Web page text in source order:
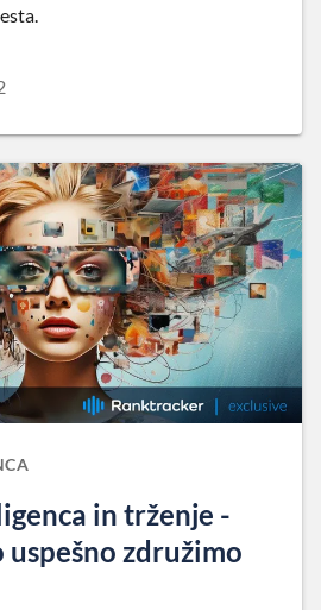
in trženje -
uspešno združimo